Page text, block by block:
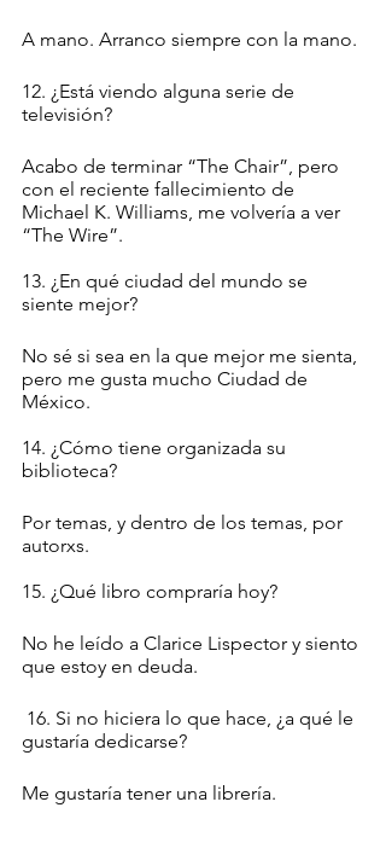
A mano. Arranco siempre con la mano.
12. ¿Está viendo alguna serie de
televisión?
Acabo de terminar “The Chair”, pero
con el reciente fallecimiento de
Michael K. Williams, me volvería a ver
“The Wire”.
13. ¿En qué ciudad del mundo se
siente mejor?
No sé si sea en la que mejor me sienta,
pero me gusta mucho Ciudad de
México.
14. ¿Cómo tiene organizada su
biblioteca?
Por temas, y dentro de los temas, por
autorxs.
15. ¿Qué libro compraría hoy?
No he leído a Clarice Lispector y siento
que estoy en deuda.
gustaría dedicarse?
Me gustaría tener una librería.